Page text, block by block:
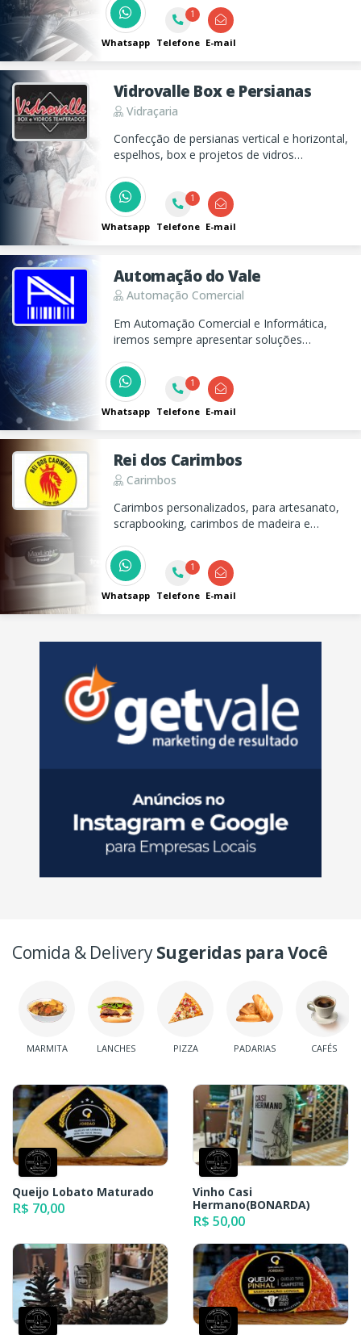
Whatsapp
1
Telefone E-mail
Vidrovalle Box e Persianas
Vidraçaria
Confecção de persianas vertical e horizontal,
espelhos, box e projetos de vidros
sanfonadas em Taubaté!
Whatsapp
1
Telefone E-mail
Automação do Vale
Automação Comercial
Em Automação Comercial e Informática,
iremos sempre apresentar soluções
assistência técnica para todos os produtos.
Whatsapp
1
Telefone E-mail
Rei dos Carimbos
Carimbos
Carimbos personalizados, para artesanato,
scrapbooking, carimbos de madeira e
personalizadas em TNT e muito mais
Whatsapp
1
Telefone E-mail
Comida & DeliverySugeridas para Você
MARMITA LANCHES PIZZA PADARIAS CAFÉS
Queijo Lobato Maturado
R$ 70,00
Vinho Casi
Hermano(BONARDA)
R$ 50,00